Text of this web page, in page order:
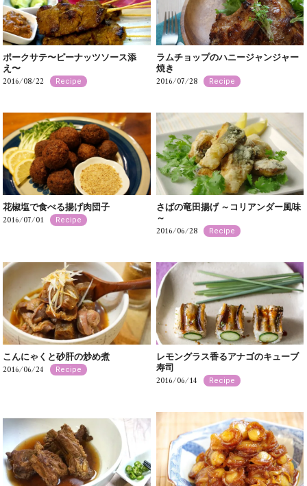
ポークサテ〜ピーナッツソース添
え〜
2016/08/22 Recipe
ラムチョップのハニージャンジャー
焼き
2016/07/28 Recipe
花椒塩で食べる揚げ肉団子
2016/07/01 Recipe
さばの竜田揚げ ～コリアンダー風味
～
2016/06/28 Recipe
こんにゃくと砂肝の炒め煮
2016/06/24 Recipe
レモングラス香るアナゴのキューブ
寿司
2016/06/14 Recipe